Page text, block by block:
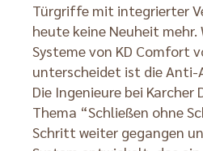
Türgriffe mit integrierter
heute keine Neuheit mehr.
Systeme von KD Comfort
unterscheidet ist die Anti-
Die Ingenieure bei Karcher
Thema “Schließen ohne
Schritt weiter gegangen